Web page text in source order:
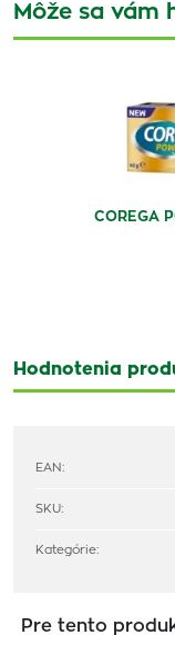
Môže sa vám
COREGA
Hodnotenia
EAN:
SKU:
Kategórie:
Pre tento